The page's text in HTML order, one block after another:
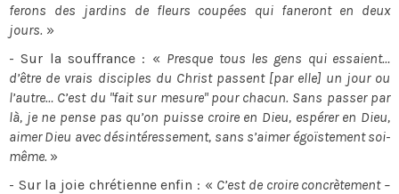
ferons des jardins de fleurs coupées qui faneront en deux
jours. »
- Sur la souffrance : « Presque tous les gens qui essaient…
d’être de vrais disciples du Christ passent [par elle] un jour ou
l’autre… C’est du "fait sur mesure" pour chacun. Sans passer par
là, je ne pense pas qu’on puisse croire en Dieu, espérer en Dieu,
aimer Dieu avec désintéressement, sans s’aimer égoïstement soi-
même. »
- Sur la joie chrétienne enfin : « C’est de croire concrètement –